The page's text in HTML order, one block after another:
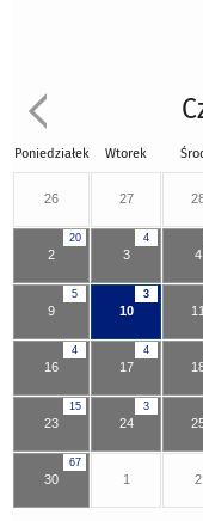
Poniedziałek Wtorek
26 27
20
2
4
3 4
5
9
3
10 11
4
16
4
17
15
23
3
24
67
30 1 2